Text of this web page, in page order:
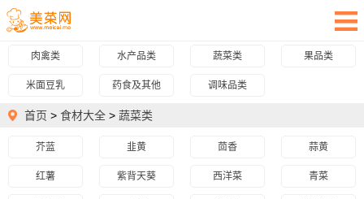
肉禽类 水产品类 蔬菜类 果品类
米面豆乳 药食及其他 调味品类
首页 > 食材大全 > 蔬菜类
芥蓝 韭黄 茴香 蒜黄
红薯 紫背天葵 西洋菜 青菜